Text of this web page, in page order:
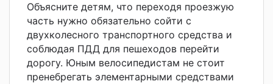
Объясните детям, что переходя проезжую
часть нужно обязательно сойти с
двухколесного транспортного средства и
соблюдая ПДД для пешеходов перейти
дорогу. Юным велосипедистам не стоит
пренебрегать элементарными средствами